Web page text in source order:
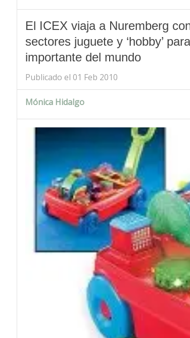
El ICEX viaja a Nuremberg
sectores juguete y ‘hobby’
importante del mundo
Publicado el 01 Feb 2010
Mónica Hidalgo